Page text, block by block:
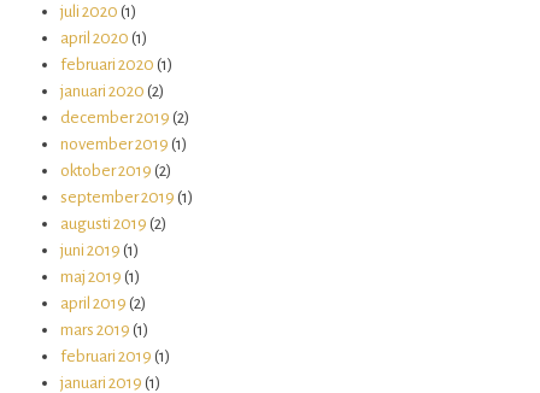
juli 2020 (1)
april 2020 (1)
februari 2020 (1)
januari 2020 (2)
december 2019 (2)
november 2019 (1)
oktober 2019 (2)
september 2019 (1)
augusti 2019 (2)
juni 2019 (1)
maj 2019 (1)
april 2019 (2)
mars 2019 (1)
februari 2019 (1)
januari 2019 (1)